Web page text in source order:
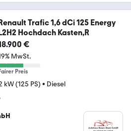
Renault Trafic 1,6 dCi 125 Energy
Hochdach Kasten,R
€
MwSt.
Preis
kW (125 PS) • Diesel